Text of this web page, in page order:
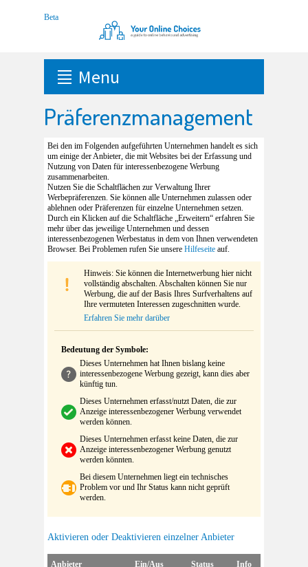
Menu
Präferenzmanagement
Bei den im Folgenden aufgeführten Unternehmen handelt es sich
um einige der Anbieter, die mit Websites bei der Erfassung und
Nutzung von Daten für interessenbezogene Werbung
zusammenarbeiten.
Nutzen Sie die Schaltflächen zur Verwaltung Ihrer
Werbepräferenzen. Sie können alle Unternehmen zulassen oder
ablehnen oder Präferenzen für einzelne Unternehmen setzen.
Durch ein Klicken auf die Schaltfläche „Erweitern“ erfahren Sie
mehr über das jeweilige Unternehmen und dessen
interessenbezogenen Werbestatus in dem von Ihnen verwendeten
Browser. Bei Problemen rufen Sie unsere Hilfeseite auf.
Hinweis: Sie können die Internetwerbung hier nicht
vollständig abschalten. Abschalten können Sie nur
Werbung, die auf der Basis Ihres Surfverhaltens auf
Ihre vermuteten Interessen zugeschnitten wurde.
Erfahren Sie mehr darüber
Bedeutung der Symbole:
Dieses Unternehmen hat Ihnen bislang keine
interessenbezogene Werbung gezeigt, kann dies aber
künftig tun.
Dieses Unternehmen erfasst/nutzt Daten, die zur
Anzeige interessenbezogener Werbung verwendet
werden können.
Dieses Unternehmen erfasst keine Daten, die zur
Anzeige interessenbezogener Werbung genutzt
werden könnten.
Bei diesem Unternehmen liegt ein technisches
Problem vor und Ihr Status kann nicht geprüft
werden.